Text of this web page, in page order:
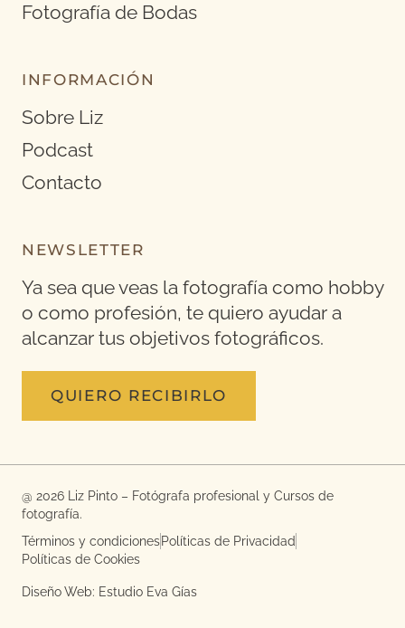
Fotografía de Bodas
INFORMACIÓN
Sobre Liz
Podcast
Contacto
NEWSLETTER
Ya sea que veas la fotografía como hobby
o como profesión, te quiero ayudar a
alcanzar tus objetivos fotográficos.
QUIERO RECIBIRLO
@ 2026 Liz Pinto – Fotógrafa profesional y Cursos de
fotografía.
Términos y condicionesPolíticas de Privacidad
Políticas de Cookies
Diseño Web: Estudio Eva Gías